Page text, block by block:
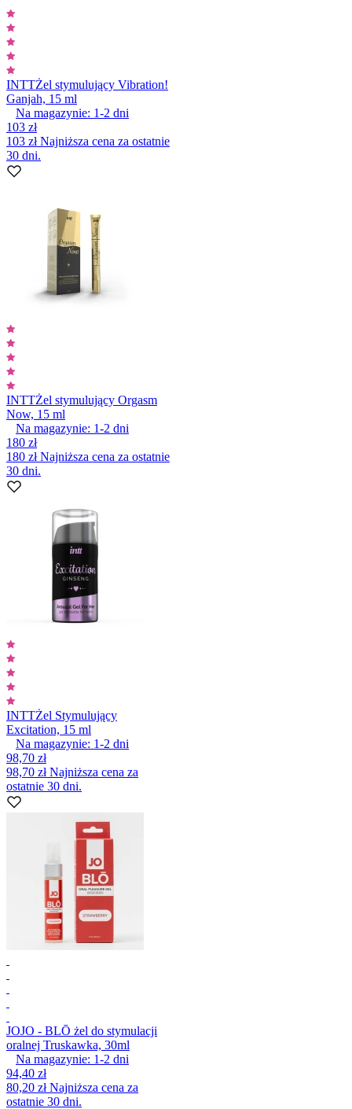
INTTŻel stymulujący Vibration!
Ganjah, 15 ml
Na magazynie: 1-2 dni
103 zł
103 złNajniższa cena za ostatnie
30 dni.
INTTŻel stymulujący Orgasm
Now, 15 ml
Na magazynie: 1-2 dni
180 zł
180 złNajniższa cena za ostatnie
30 dni.
INTTŻel Stymulujący
Excitation, 15 ml
Na magazynie: 1-2 dni
98,70 zł
98,70 złNajniższa cena za
ostatnie 30 dni.
JOJO - BLŌ żel do stymulacji
oralnej Truskawka, 30ml
Na magazynie: 1-2 dni
94,40 zł
80,20 złNajniższa cena za
ostatnie 30 dni.